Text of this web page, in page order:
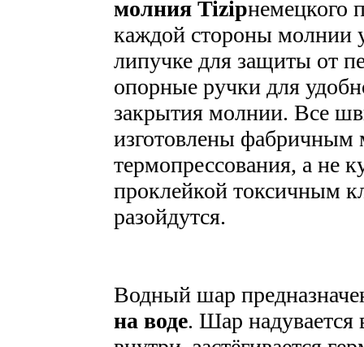
молния Tizipнемецкого
каждой стороны молнии
липучке для защиты от
опорные ручки для
закрытия молнии. Все
изготовлены фабричным
термопрессования, а не
проклейкой токсичным
разойдутся.
Водный шар
на воде. Шар надувается